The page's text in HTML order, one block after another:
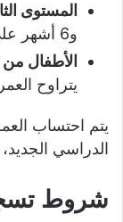
المستوى
و6 أشهر على الأقل عند بداية العام الدراسي.
الأطفال
يتراوح العمر بين 4.5
يتم احتساب
الدراسي الجديد، والذي
شروط